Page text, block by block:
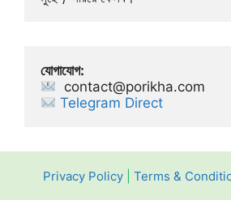
যোগাযোগ:
contact@porikha.com
Telegram Direct
Privacy Policy| Terms &